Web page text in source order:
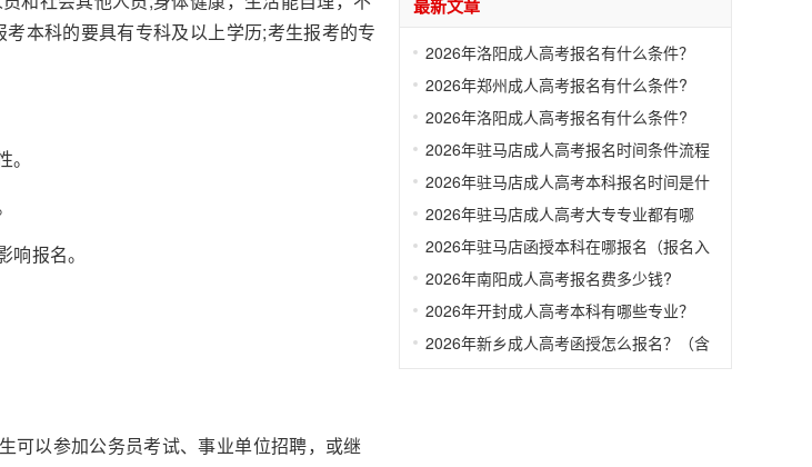
本科的要具有专科及以上学历;考生报考的专
报名。
以参加公务员考试、事业单位招聘，或继
最新文章
2026年洛阳成人高考报名有什么条件？
（含报名流程）
2026年郑州成人高考报名有什么条件?
（含报名流程）
2026年洛阳成人高考报名有什么条件?
（含报名流程）
2026年驻马店成人高考报名时间条件流程
汇总
2026年驻马店成人高考本科报名时间是什
么时候？（含报名条件）
2026年驻马店成人高考大专专业都有哪
些？
2026年驻马店函授本科在哪报名（报名入
口）
2026年南阳成人高考报名费多少钱?
2026年开封成人高考本科有哪些专业？
2026年新乡成人高考函授怎么报名？（含